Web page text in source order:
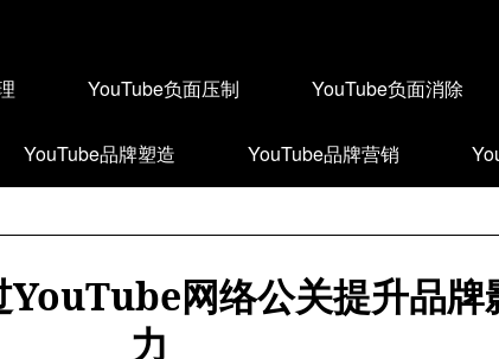
YouTube负面压制 YouTube负面消除
YouTube品牌塑造 YouTube品牌营销
YouTube网络公关提升品牌
力